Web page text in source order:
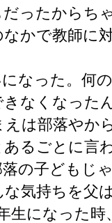
ったからち
かで教師に
なった。何
なくなった
は部落やか
るごとに言
の子どもじ
気持ちを父
生になった時